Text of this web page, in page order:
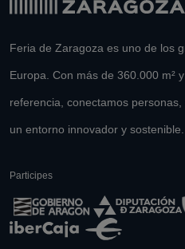
Feria de Zaragoza es uno de los
Europa. Con más de 360.000 m²
referencia, conectamos
un entorno innovador y sostenible.
Participes